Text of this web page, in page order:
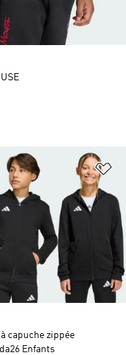
la Liste de produits
capuche zippée
Enfants